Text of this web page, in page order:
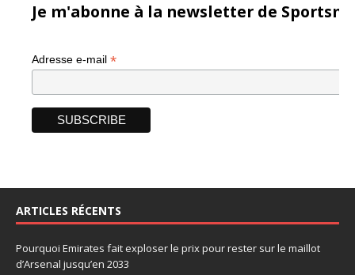
Je m'abonne à la newsletter de
Adresse e-mail *
ARTICLES RÉCENTS
Pourquoi Emirates fait exploser le prix pour rester sur le maillot
d’Arsenal jusqu’en 2033